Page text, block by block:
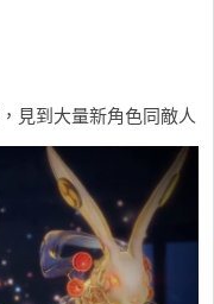
見到大量新角色同敵人